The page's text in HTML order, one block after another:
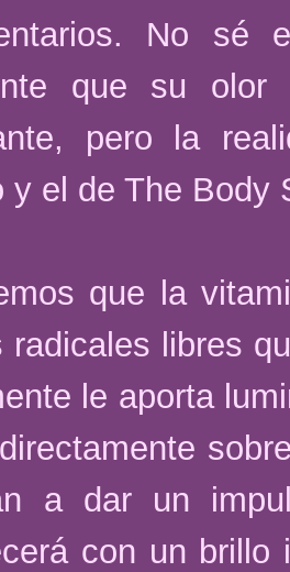
No sé
que su
pero la
y el de The Body
que la
radicales libres
le aporta
a dar un
con un